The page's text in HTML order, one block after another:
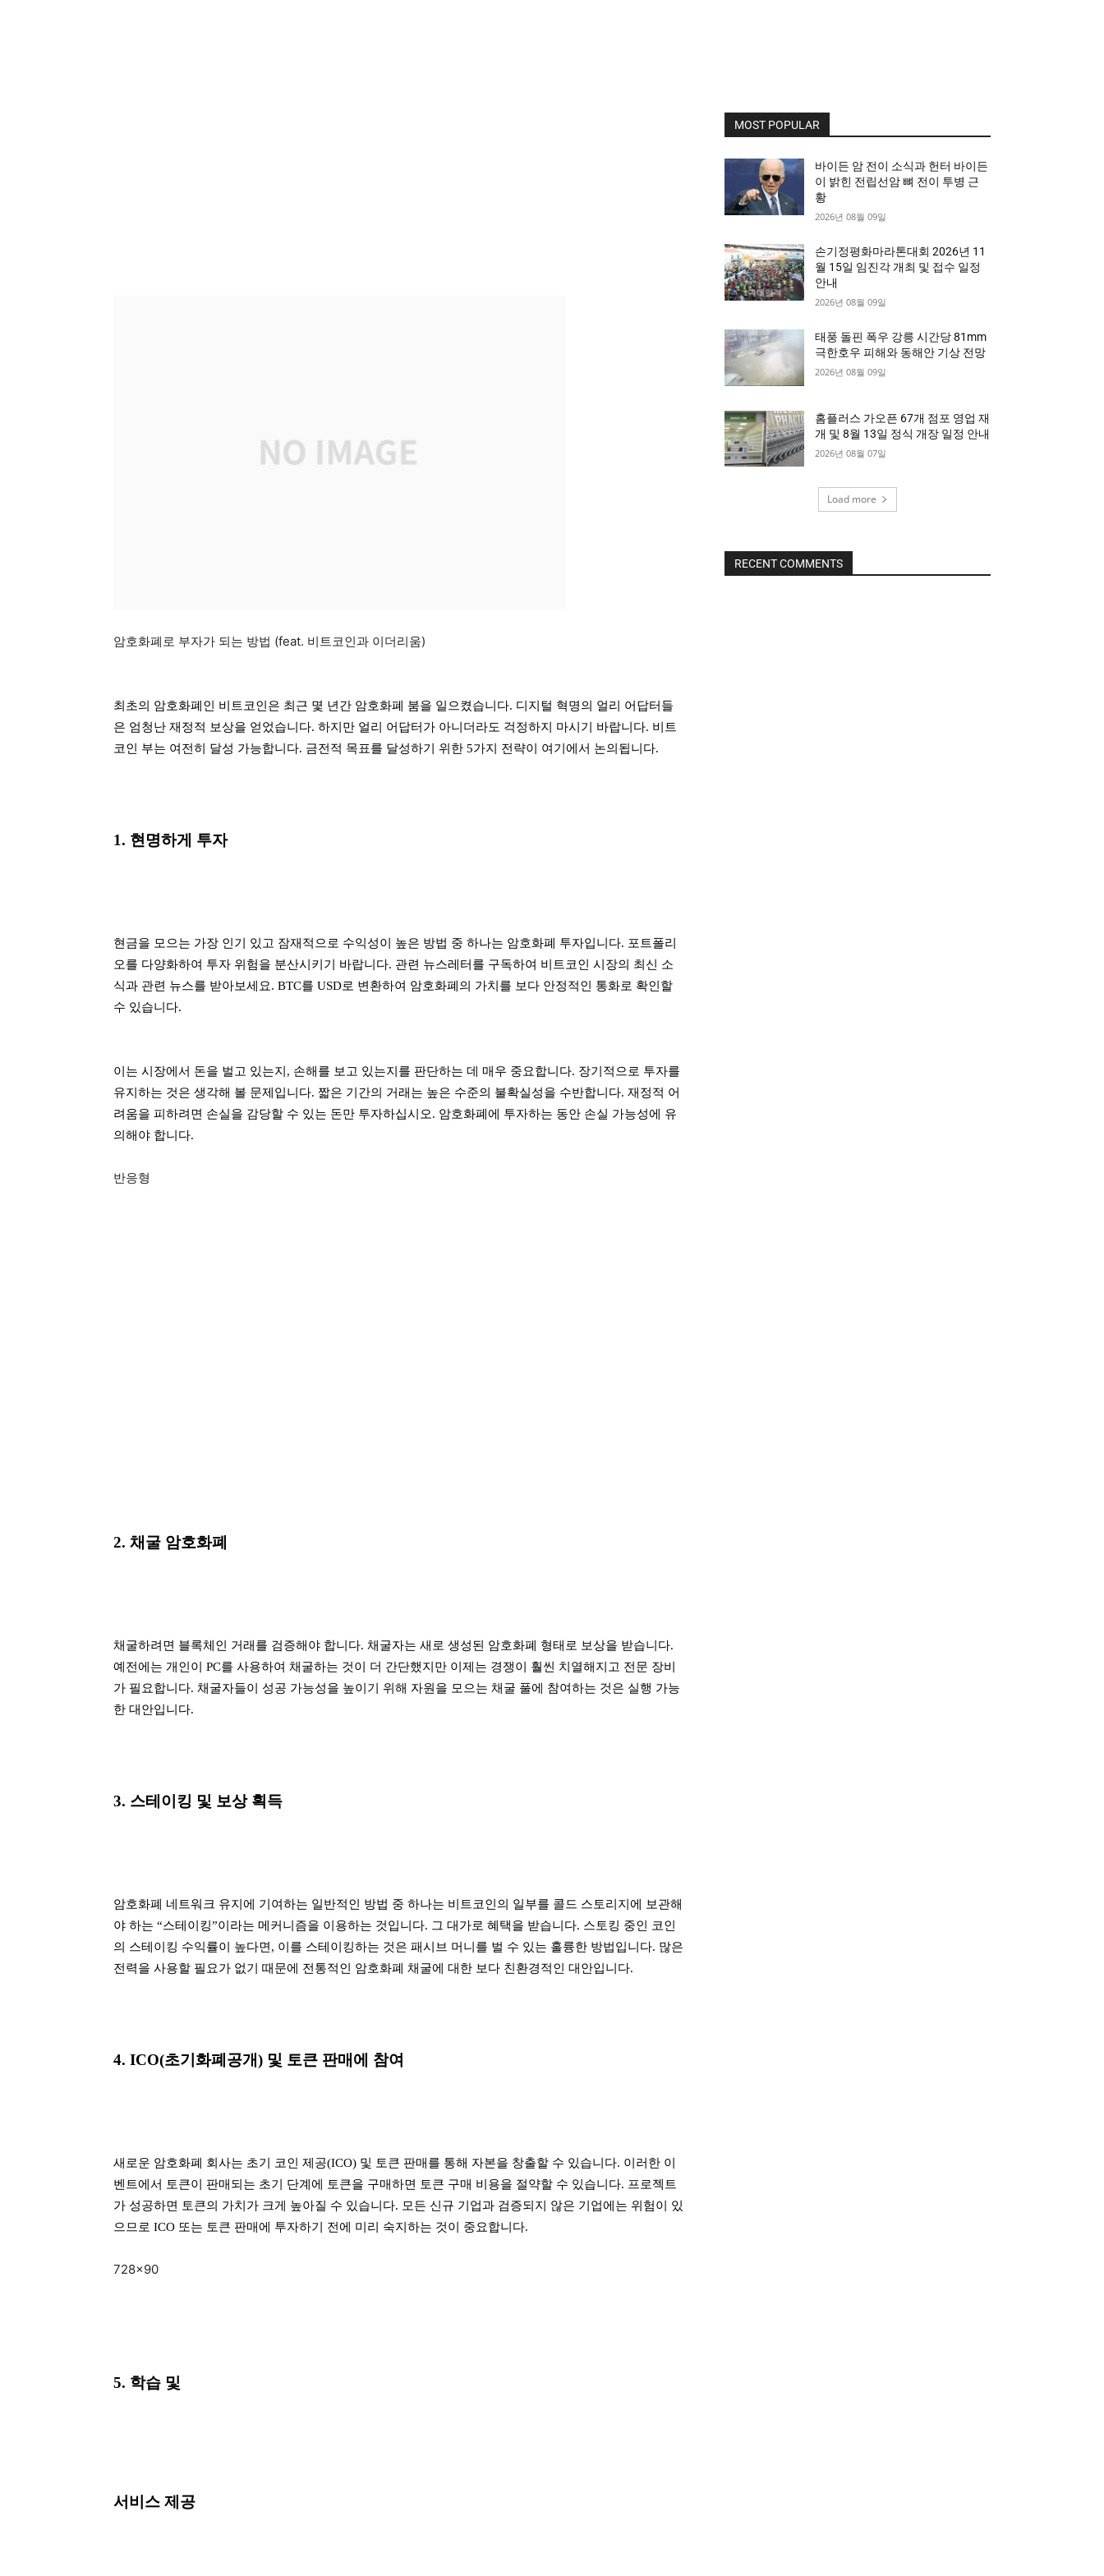
암호화폐로 부자가 되는 방법 (feat. 비트코인과 이더리움)
최초의 암호화폐인 비트코인은 최근 몇 년간 암호화폐 붐을 일으켰습니다. 디지털 혁명의 얼리 어답터들
은 엄청난 재정적 보상을 얻었습니다. 하지만 얼리 어답터가 아니더라도 걱정하지 마시기 바랍니다. 비트
코인 부는 여전히 달성 가능합니다. 금전적 목표를 달성하기 위한 5가지 전략이 여기에서 논의됩니다.
1. 현명하게 투자
현금을 모으는 가장 인기 있고 잠재적으로 수익성이 높은 방법 중 하나는 암호화폐 투자입니다. 포트폴리
오를 다양화하여 투자 위험을 분산시키기 바랍니다. 관련 뉴스레터를 구독하여 비트코인 ​​시장의 최신 소
식과 관련 뉴스를 받아보세요. BTC를 USD로 변환하여 암호화폐의 가치를 보다 안정적인 통화로 확인할
수 있습니다.
이는 시장에서 돈을 벌고 있는지, 손해를 보고 있는지를 판단하는 데 매우 중요합니다. 장기적으로 투자를
유지하는 것은 생각해 볼 문제입니다. 짧은 기간의 거래는 높은 수준의 불확실성을 수반합니다. 재정적 어
려움을 피하려면 손실을 감당할 수 있는 돈만 투자하십시오. 암호화폐에 투자하는 동안 손실 가능성에 유
의해야 합니다.
반응형
2. 채굴 암호화폐
채굴하려면 블록체인 거래를 검증해야 합니다. 채굴자는 새로 생성된 암호화폐 형태로 보상을 받습니다.
예전에는 개인이 PC를 사용하여 채굴하는 것이 더 간단했지만 이제는 경쟁이 훨씬 치열해지고 전문 장비
가 필요합니다. 채굴자들이 성공 가능성을 높이기 위해 자원을 모으는 채굴 풀에 참여하는 것은 실행 가능
한 대안입니다.
3. 스테이킹 및 보상 획득
암호화폐 네트워크 유지에 기여하는 일반적인 방법 중 하나는 비트코인의 일부를 콜드 스토리지에 보관해
야 하는 “스테이킹”이라는 메커니즘을 이용하는 것입니다. 그 대가로 혜택을 받습니다. 스토킹 중인 코인
의 스테이킹 수익률이 높다면, 이를 스테이킹하는 것은 패시브 머니를 벌 수 있는 훌륭한 방법입니다. 많은
전력을 사용할 필요가 없기 때문에 전통적인 암호화폐 채굴에 대한 보다 친환경적인 대안입니다.
4. ICO(초기화폐공개) 및 토큰 판매에 참여
새로운 암호화폐 회사는 초기 코인 제공(ICO) 및 토큰 판매를 통해 자본을 창출할 수 있습니다. 이러한 이
벤트에서 토큰이 판매되는 초기 단계에 토큰을 구매하면 토큰 구매 비용을 절약할 수 있습니다. 프로젝트
가 성공하면 토큰의 가치가 크게 높아질 수 있습니다. 모든 신규 기업과 검증되지 않은 기업에는 위험이 있
으므로 ICO 또는 토큰 판매에 투자하기 전에 미리 숙지하는 것이 중요합니다.
728×90
5. 학습 및
서비스 제공
MOST POPULAR
바이든 암 전이 소식과 헌터 바이든
이 밝힌 전립선암 뼈 전이 투병 근
황
2026년 08월 09일
손기정평화마라톤대회 2026년 11
월 15일 임진각 개최 및 접수 일정
안내
2026년 08월 09일
태풍 돌핀 폭우 강릉 시간당 81mm
극한호우 피해와 동해안 기상 전망
2026년 08월 09일
홈플러스 가오픈 67개 점포 영업 재
개 및 8월 13일 정식 개장 일정 안내
2026년 08월 07일
Load more
RECENT COMMENTS